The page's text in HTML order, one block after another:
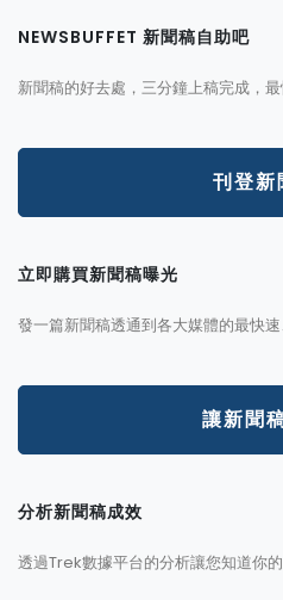
NEWSBUFFET 新聞稿自助吧
新聞稿的好去處，三分鐘上稿完成，
刊登新
立即購買新聞稿曝光
發一篇新聞稿透通到各大媒體的最快速
讓新聞
分析新聞稿成效
透過Trek數據平台的分析讓您知道你